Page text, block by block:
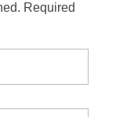
Required